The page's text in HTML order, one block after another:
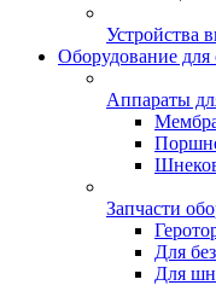
Устройства
Оборудование для
Аппараты
Запчасти
Для
Для